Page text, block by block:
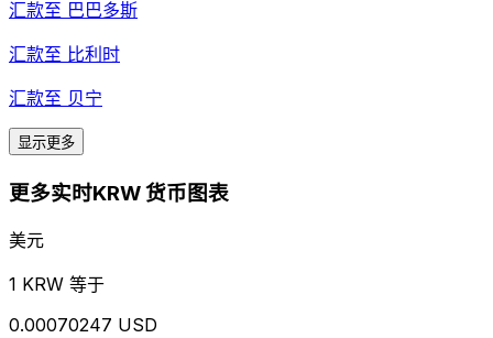
汇款至 巴巴多斯
汇款至 比利时
汇款至 贝宁
显示更多
更多实时KRW 货币图表
美元
1 KRW 等于
0.00070247 USD